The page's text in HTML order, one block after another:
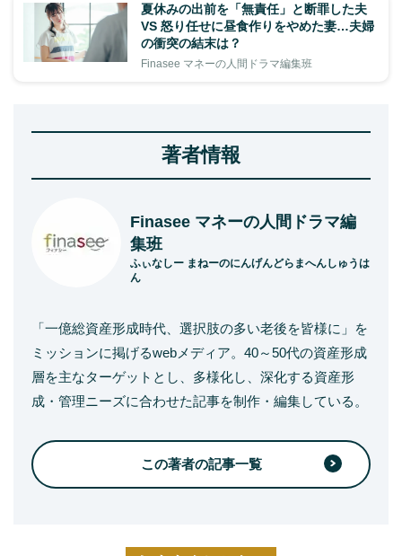
夏休みの出前を「無責任」と断罪した夫
VS 怒り任せに昼食作りをやめた妻…夫婦
の衝突の結末は？
Finasee マネーの人間ドラマ編集班
著者情報
Finasee マネーの人間ドラマ編
集班
ふぃなしー まねーのにんげんどらまへんしゅうは
ん
「一億総資産形成時代、選択肢の多い老後を皆様に」を
ミッションに掲げるwebメディア。40～50代の資産形成
層を主なターゲットとし、多様化し、深化する資産形
成・管理ニーズに合わせた記事を制作・編集している。
この著者の記事一覧